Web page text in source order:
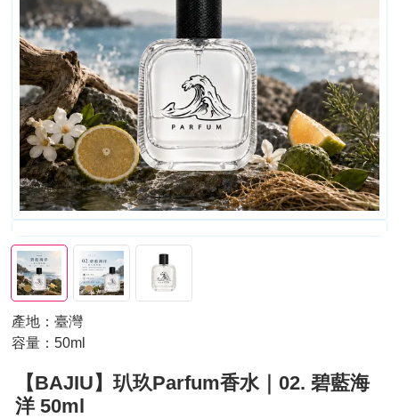
產地：臺灣
容量：50ml
【BAJIU】玐玖Parfum香水｜02. 碧藍海
洋 50ml